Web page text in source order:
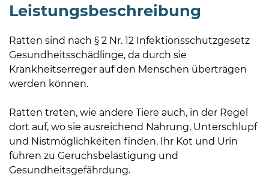
und
14
18
sowie
außerhalb
der
Öffnungszeiten
nach
Leistungsbeschreibung
Ratten sind nach § 2 Nr. 12 Infektionsschutzgesetz
Gesundheitsschädlinge, da durch sie
Krankheitserreger auf den Menschen übertragen
werden können.
Ratten treten, wie andere Tiere auch, in der Regel
dort auf, wo sie ausreichend Nahrung, Unterschlupf
und Nistmöglichkeiten finden. Ihr Kot und Urin
führen zu Geruchsbelästigung und
Gesundheitsgefährdung.